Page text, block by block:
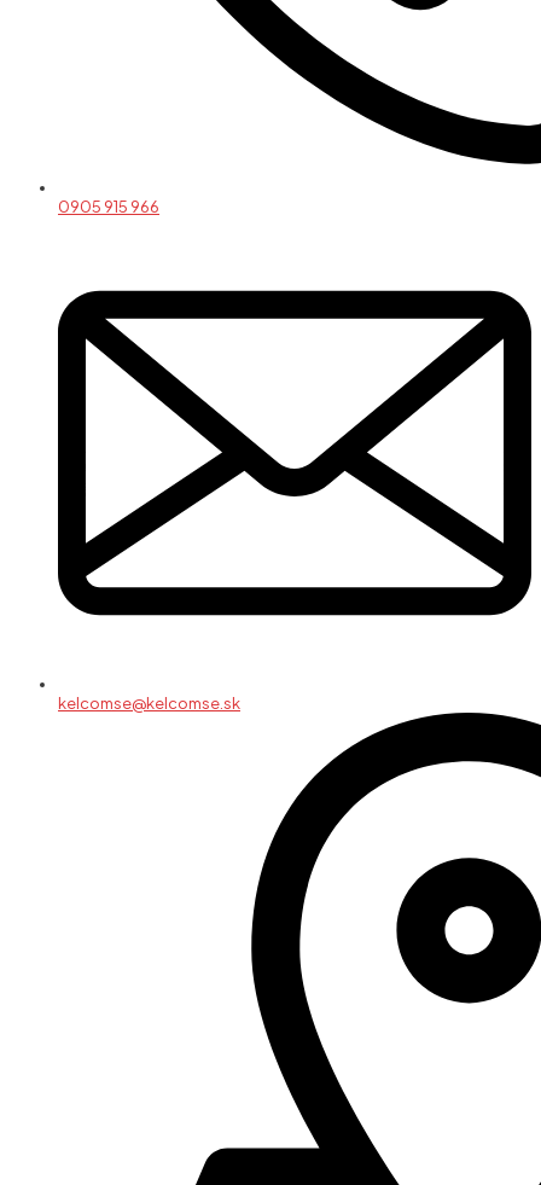
0905 915 966
kelcomse@kelcomse.sk